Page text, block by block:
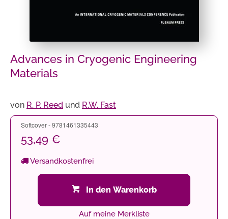
Advances in Cryogenic Engineering
Materials
von R. P. Reed und R.W. Fast
Softcover - 9781461335443
53,49 €
Versandkostenfrei
In den Warenkorb
Auf meine Merkliste